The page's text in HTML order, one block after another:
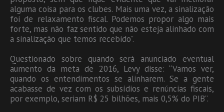
alguma coisa para os clubes. Mais uma vez, a sinalização
foi de relaxamento fiscal. Podemos propor algo mais
forte, mas não faz sentido que não esteja alinhado com
a sinalização que temos recebido”.
Questionado sobre quando será anunciado eventual
aumento da meta de 2016, Levy disse: “Vamos ver,
quando os entendimentos se alinharem. Se a gente
acabasse de vez com os subsídios e renúncias fiscais,
por exemplo, seriam R$ 25 bilhões, mais 0,5% do PIB”.